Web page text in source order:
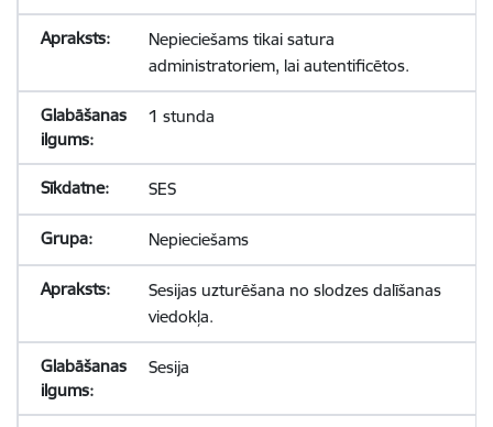
Nepieciešams tikai satura
administratoriem, lai autentificētos.
1 stunda
SES
Nepieciešams
Sesijas uzturēšana no slodzes dalīšanas
viedokļa.
Sesija